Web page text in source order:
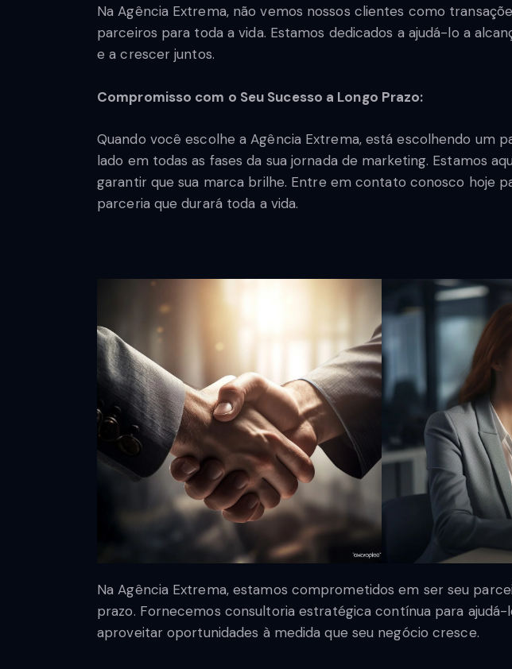
Na Agência Extrema, não vemos nossos clientes como
parceiros para toda a vida. Estamos dedicados a ajudá-lo a
e a crescer juntos.
Compromisso com o Seu Sucesso a Longo Prazo:
Quando você escolhe a Agência Extrema, está escolhendo um
lado em todas as fases da sua jornada de marketing. Estamos
garantir que sua marca brilhe. Entre em contato conosco hoje
parceria que durará toda a vida.
Na Agência Extrema, estamos comprometidos em ser seu
prazo. Fornecemos consultoria estratégica contínua para
aproveitar oportunidades à medida que seu negócio cresce.